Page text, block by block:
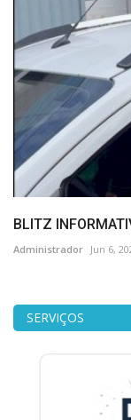
BLITZ
Administrador Jun 6,
SERVIÇOS